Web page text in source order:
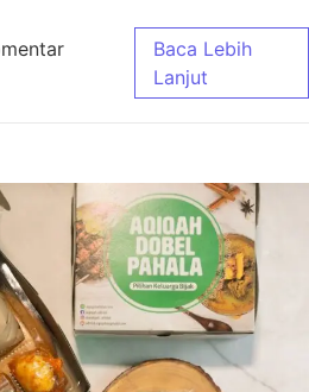
Subang Sesuai Syariat dengan
Baca Lebih
Lanjut